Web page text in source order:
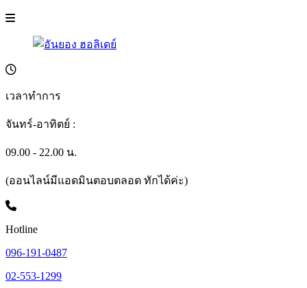
เวลาทำการ
จันทร์-อาทิตย์ :
09.00 - 22.00 น.
(ออนไลน์มีแอดมินตอบตลอด ทักได้ค่ะ)
Hotline
096-191-0487
02-553-1299